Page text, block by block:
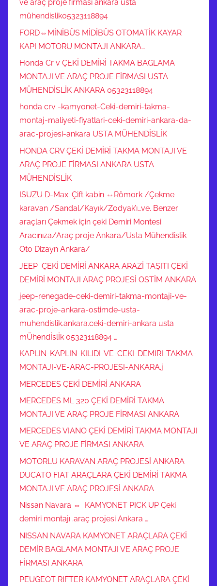
ve araç proje firması ankara usta
mühendislik05323118894
FORD⇔MİNİBÜS MİDİBÜS OTOMATİK KAYAR
KAPI MOTORU MONTAJI ANKARA…
Honda Cr v ÇEKİ DEMİRİ TAKMA BAGLAMA
MONTAJI VE ARAÇ PROJE FİRMASI USTA
MÜHENDİSLİK ANKARA 05323118894
honda crv -kamyonet-Ceki-demiri-takma-
montaj-maliyeti-fiyatlari-ceki-demiri-ankara-da-
arac-projesi-ankara USTA MÜHENDİSLİK
HONDA CRV ÇEKİ DEMİRİ TAKMA MONTAJI VE
ARAÇ PROJE FİRMASI ANKARA USTA
MÜHENDİSLİK
ISUZU D-Max: Çift kabin ⇔Römork /Çekme
karavan /Sandal/Kayık/Zodyak’ı…ve. Benzer
araçları Çekmek için çeki Demiri Montesi
Aracınıza/Araç proje Ankara/Usta Mühendislik
Oto Dizayn Ankara/
JEEP ÇEKİ DEMİRİ ANKARA ARAZİ TAŞITI ÇEKİ
DEMİRİ MONTAJI ARAÇ PROJESİ OSTİM ANKARA
jeep-renegade-ceki-demiri-takma-montaji-ve-
arac-proje-ankara-ostimde-usta-
muhendislik.ankara.ceki-demiri-ankara usta
mÜhendİslİk 05323118894 …
KAPLIN-KAPLIN-KILIDI-VE-CEKI-DEMIRI-TAKMA-
MONTAJI-VE-ARAC-PROJESI-ANKARA.j
MERCEDES ÇEKİ DEMİRİ ANKARA
MERCEDES ML 320 ÇEKİ DEMİRİ TAKMA
MONTAJI VE ARAÇ PROJE FİRMASI ANKARA
MERCEDES VIANO ÇEKİ DEMİRİ TAKMA MONTAJI
VE ARAÇ PROJE FİRMASI ANKARA
MOTORLU KARAVAN ARAÇ PROJESİ ANKARA
DUCATO FIAT ARAÇLARA ÇEKİ DEMİRİ TAKMA
MONTAJI VE ARAÇ PROJESİ ANKARA
Nissan Navara ⇔ KAMYONET PICK UP Çeki
demiri montajı .araç projesi Ankara …
NISSAN NAVARA KAMYONET ARAÇLARA ÇEKİ
DEMİR BAGLAMA MONTAJI VE ARAÇ PROJE
FİRMASI ANKARA
PEUGEOT RIFTER KAMYONET ARAÇLARA ÇEKİ